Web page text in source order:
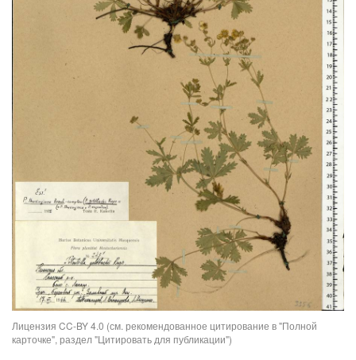
Лицензия CC-BY 4.0 (см. рекомендованное цитирование в "Полной
карточке", раздел "Цитировать для публикации")